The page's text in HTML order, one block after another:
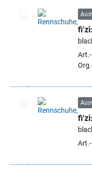
Artikel auswählen
Artikel auswählen